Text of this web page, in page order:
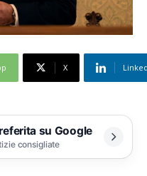
X
su Google
consigliate